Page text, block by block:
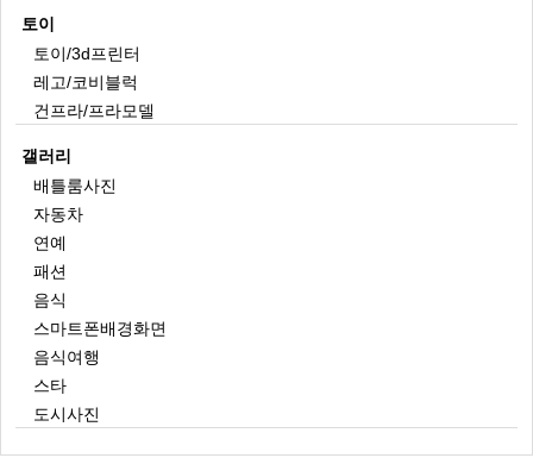
토이
토이/3d프린터
레고/코비블럭
건프라/프라모델
갤러리
배틀룸사진
자동차
연예
패션
음식
스마트폰배경화면
음식여행
스타
도시사진